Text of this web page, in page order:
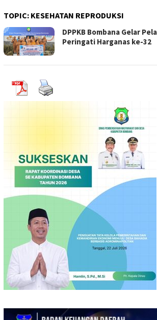
TOPIC: KESEHATAN REPRODUKSI
DPPKB Bombana Gelar
Peringati Harganas ke-32